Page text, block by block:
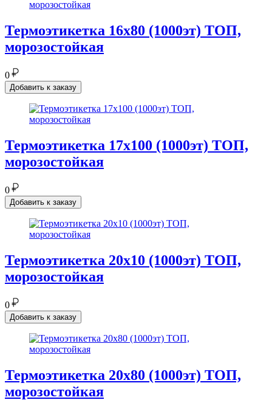
Термоэтикетка 16х80 (1000эт) ТОП,
морозостойкая
0
Добавить к заказу
Термоэтикетка 17х100 (1000эт) ТОП,
морозостойкая
0
Добавить к заказу
Термоэтикетка 20х10 (1000эт) ТОП,
морозостойкая
0
Добавить к заказу
Термоэтикетка 20х80 (1000эт) ТОП,
морозостойкая